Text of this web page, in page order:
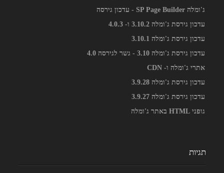
ג'ומלה SP Page Builder - עדכון גירסה
עדכון גירסת ג'ומלה 3.10.2 ו- 4.0.3
עדכון גירסת ג'ומלה 3.10.1
עדכון גירסת ג'ומלה 3.10 - גשר לגירסה 4.0
אתרי ג'ומלה ו- CDN
עדכון גירסת ג'ומלה 3.9.28
עדכון גירסת ג'ומלה 3.9.27
גופני HTML באתר ג'ומלה
תגיות